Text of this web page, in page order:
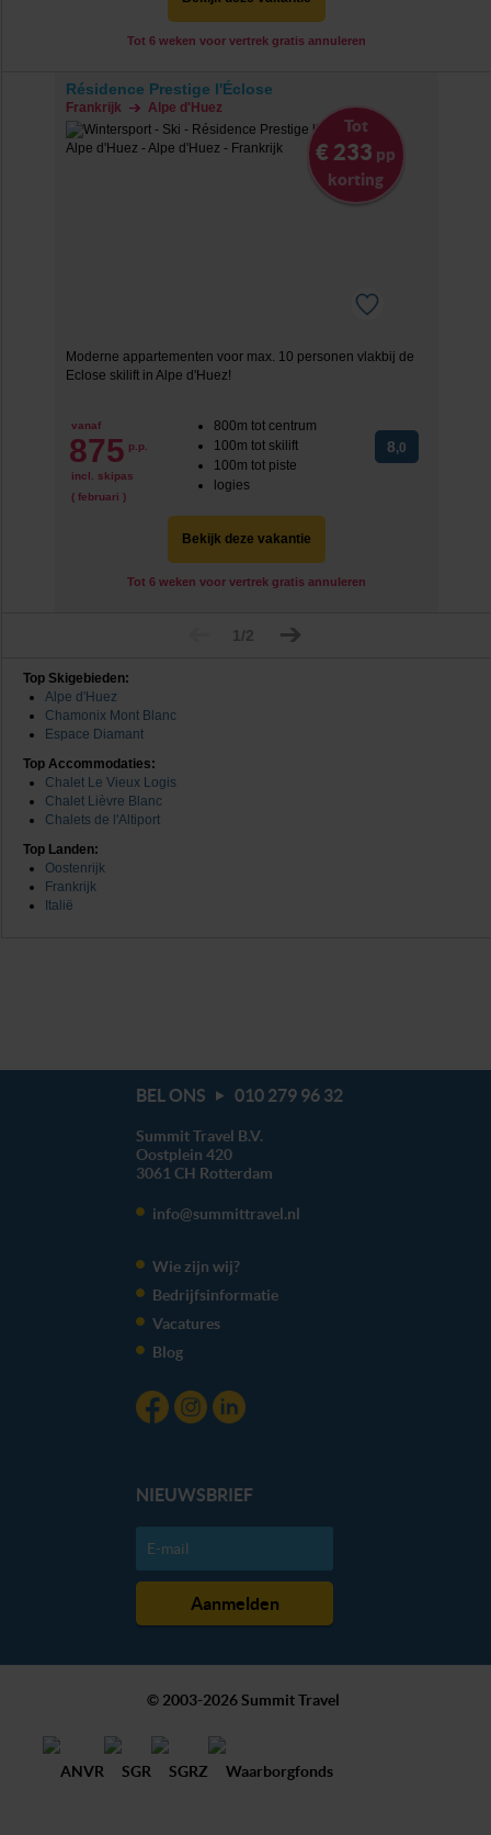
Tot 6 weken voor vertrek gratis annuleren
Résidence Prestige l'Éclose
Frankrijk Alpe d'Huez
Tot
€ 233 pp
korting
Moderne appartementen voor max. 10 personen vlakbij de
Eclose skilift in Alpe d'Huez!
vanaf
875 p.p.
incl. skipas
( februari )
800m tot centrum
100m tot skilift
100m tot piste
logies
8,0
Bekijk deze vakantie
Tot 6 weken voor vertrek gratis annuleren
1/2
Top Skigebieden:
Alpe d'Huez
Chamonix Mont Blanc
Espace Diamant
Top Accommodaties:
Chalet Le Vieux Logis
Chalet Lièvre Blanc
Chalets de l'Altiport
Top Landen:
Oostenrijk
Frankrijk
Italië
BEL ONS 010 279 96 32
Summit Travel B.V.
Oostplein 420
3061 CH Rotterdam
info@summittravel.nl
Wie zijn wij?
Bedrijfsinformatie
Vacatures
Blog
NIEUWSBRIEF
© 2003-2026 Summit Travel